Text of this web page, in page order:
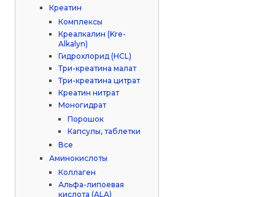
Креатин
Комплексы
Креалкалин (Kre-
Alkalyn)
Гидрохлорид (HCL)
Три-креатина малат
Три-креатина цитрат
Креатин нитрат
Моногидрат
Порошок
Капсулы, таблетки
Все
Аминокислоты
Коллаген
Альфа-липоевая
кислота (ALA)